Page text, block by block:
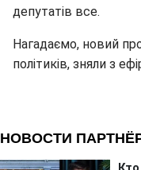
депутатів все.
Нагадаємо, новий
політиків, зняли з